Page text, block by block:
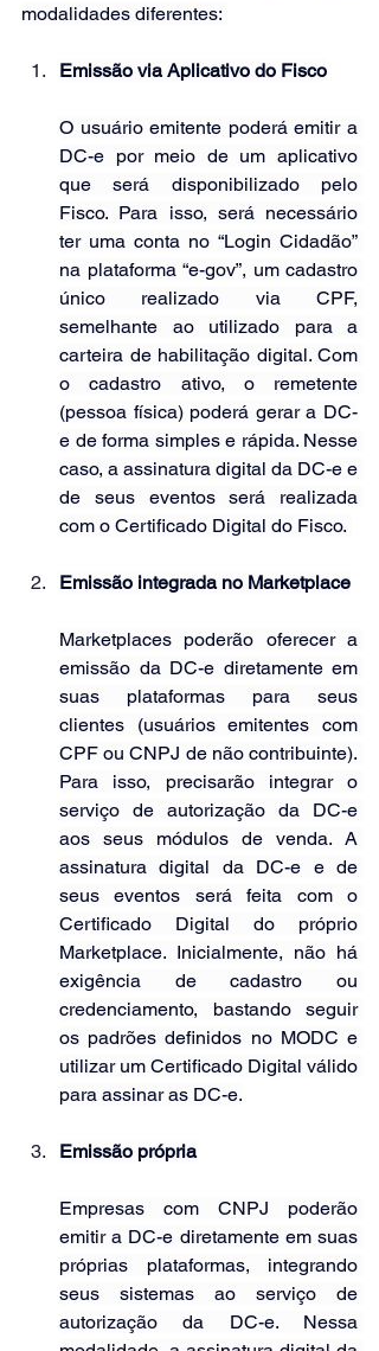
modalidades diferentes:
Emissão via Aplicativo do Fisco
O usuário emitente poderá emitir a
DC-e por meio de um aplicativo
que será disponibilizado pelo
Fisco. Para isso, será necessário
ter uma conta no “Login Cidadão”
na plataforma “e-gov”, um cadastro
único realizado via CPF,
semelhante ao utilizado para a
carteira de habilitação digital. Com
o cadastro ativo, o remetente
(pessoa física) poderá gerar a DC-
e de forma simples e rápida. Nesse
caso, a assinatura digital da DC-e e
de seus eventos será realizada
com o Certificado Digital do Fisco.
Emissão integrada no Marketplace
Marketplaces poderão oferecer a
emissão da DC-e diretamente em
suas plataformas para seus
clientes (usuários emitentes com
CPF ou CNPJ de não contribuinte).
Para isso, precisarão integrar o
serviço de autorização da DC-e
aos seus módulos de venda. A
assinatura digital da DC-e e de
seus eventos será feita com o
Certificado Digital do próprio
Marketplace. Inicialmente, não há
exigência de cadastro ou
credenciamento, bastando seguir
os padrões definidos no MODC e
utilizar um Certificado Digital válido
para assinar as DC-e.
Emissão própria
Empresas com CNPJ poderão
emitir a DC-e diretamente em suas
próprias plataformas, integrando
seus sistemas ao serviço de
autorização da DC-e. Nessa